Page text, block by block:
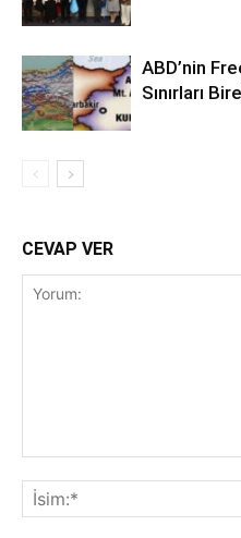
ABD’nin
Sınırları
CEVAP VER